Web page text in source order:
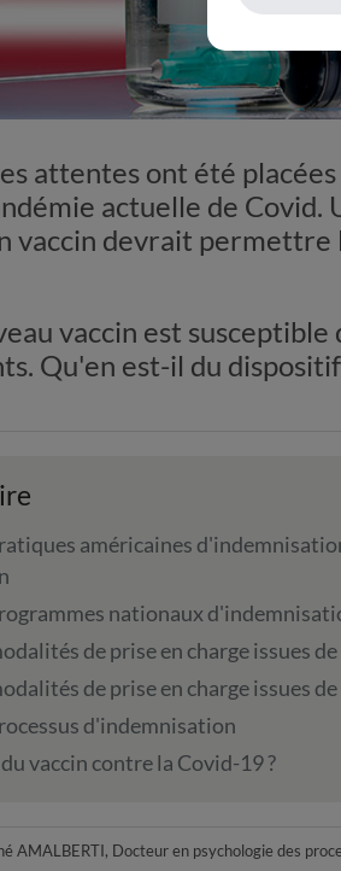
attentes ont été
actuelle de
vaccin devrait
vaccin est
Qu'en est-il du
américaines
nationaux
de prise en charge issues
de prise en charge issues
d'indemnisation
vaccin contre la Covid-19 ?
AMALBERTI, Docteur en psychologie des